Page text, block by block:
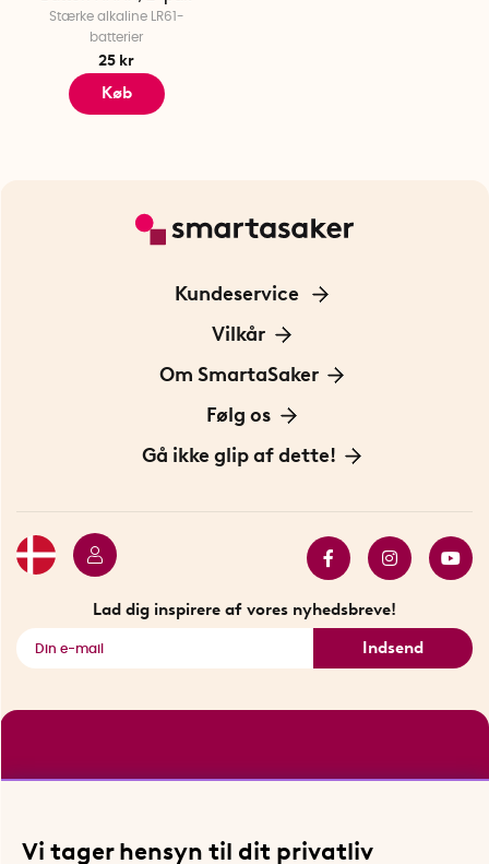
Stærke alkaline LR61-
batterier
25 kr
Køb
Kundeservice
Kontakt os
Vilkår
Information om cookies
Privatlivspolitik
Om SmartaSaker
Om os
Vores historie
Følg os
Opfindere
Gå ikke glip af dette!
Se alle smarte produkter
Lad dig inspirere af vores nyhedsbreve!
Indsend
Vi tager hensyn til dit privatliv